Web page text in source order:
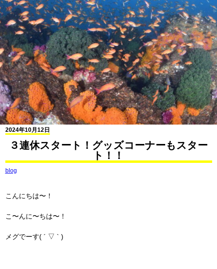
2024年10月12日
３連休スタート！グッズコーナーもスター
ト！！
blog
こんにちは〜！
こ〜んに〜ちは〜！
メグでーす( ´ ▽ ` )